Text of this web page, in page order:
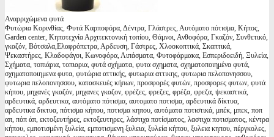
Αναρριχώμενα φυτά
Φυτώρια Κορινθίας, Φυτά Καρποφόρα, Δέντρα, Γλάστρες, Αυτόματο πότισμα, Κήπος,
Garden center, Κηποτεχνία Αρχιτεκτονική τοπίου, Θάμνοι, Ανθοφόρα, Γκαζόν, Συνθετικό,
γκαζόν, Βότσαλα,Ελαφρόπετρα, Αρδευση, Γάστρες, Χλοοκοπτικά, Σκαπτικά,
Ψεκαστήρες, Κλαδοφάγοι, Κωνοφόρα, Λιπάσματα, Φυτοφάρμακα, Εσπεριδοειδή, Ξυλεία,
Σχήματα, τοπιάρια, τοπιαρια, φυτά σχήματα, φυτα σχηματα, σχηματοποιημένα φυτά,
σχηματοποιημενα φυτα, φυτώρια αττικής, φυτωρια αττικης, φυτωρια πελοπονησσου,
φυτωρια πελοπονησσου, κατασκευές κήπων, προσφορές φυτών, προσφορες φυτων, φυτά
κήπου, μηχανές γκαζόν, μηχανες γκαζον, φρέζες, φρεζες, φρέζα, φρεζα, ψεκαστικά,
αρδευτικά, αρδευτικα, αυτόματο πότισμα, αυτοματο ποτισμα, αρδευτικά δίκτυα,
αρδευτικα δικτυα, πότισμα κήπου, ποτισμα κηπου, αυτόματα ποτιστικά, μπέκ, μπεκ, ποπ
απ, πόπ άπ, εκτοξευτήρες, εκτοξευτηρες, λάστιχα ποτίσματος, λαστιχα ποτισματος, κέντρα
κήπου, εμποτισμένη ξυλεία, εμποτισμενη ξυλεια, ξυλεία κήπου, ξυλεια κηπου, πέργκολες,